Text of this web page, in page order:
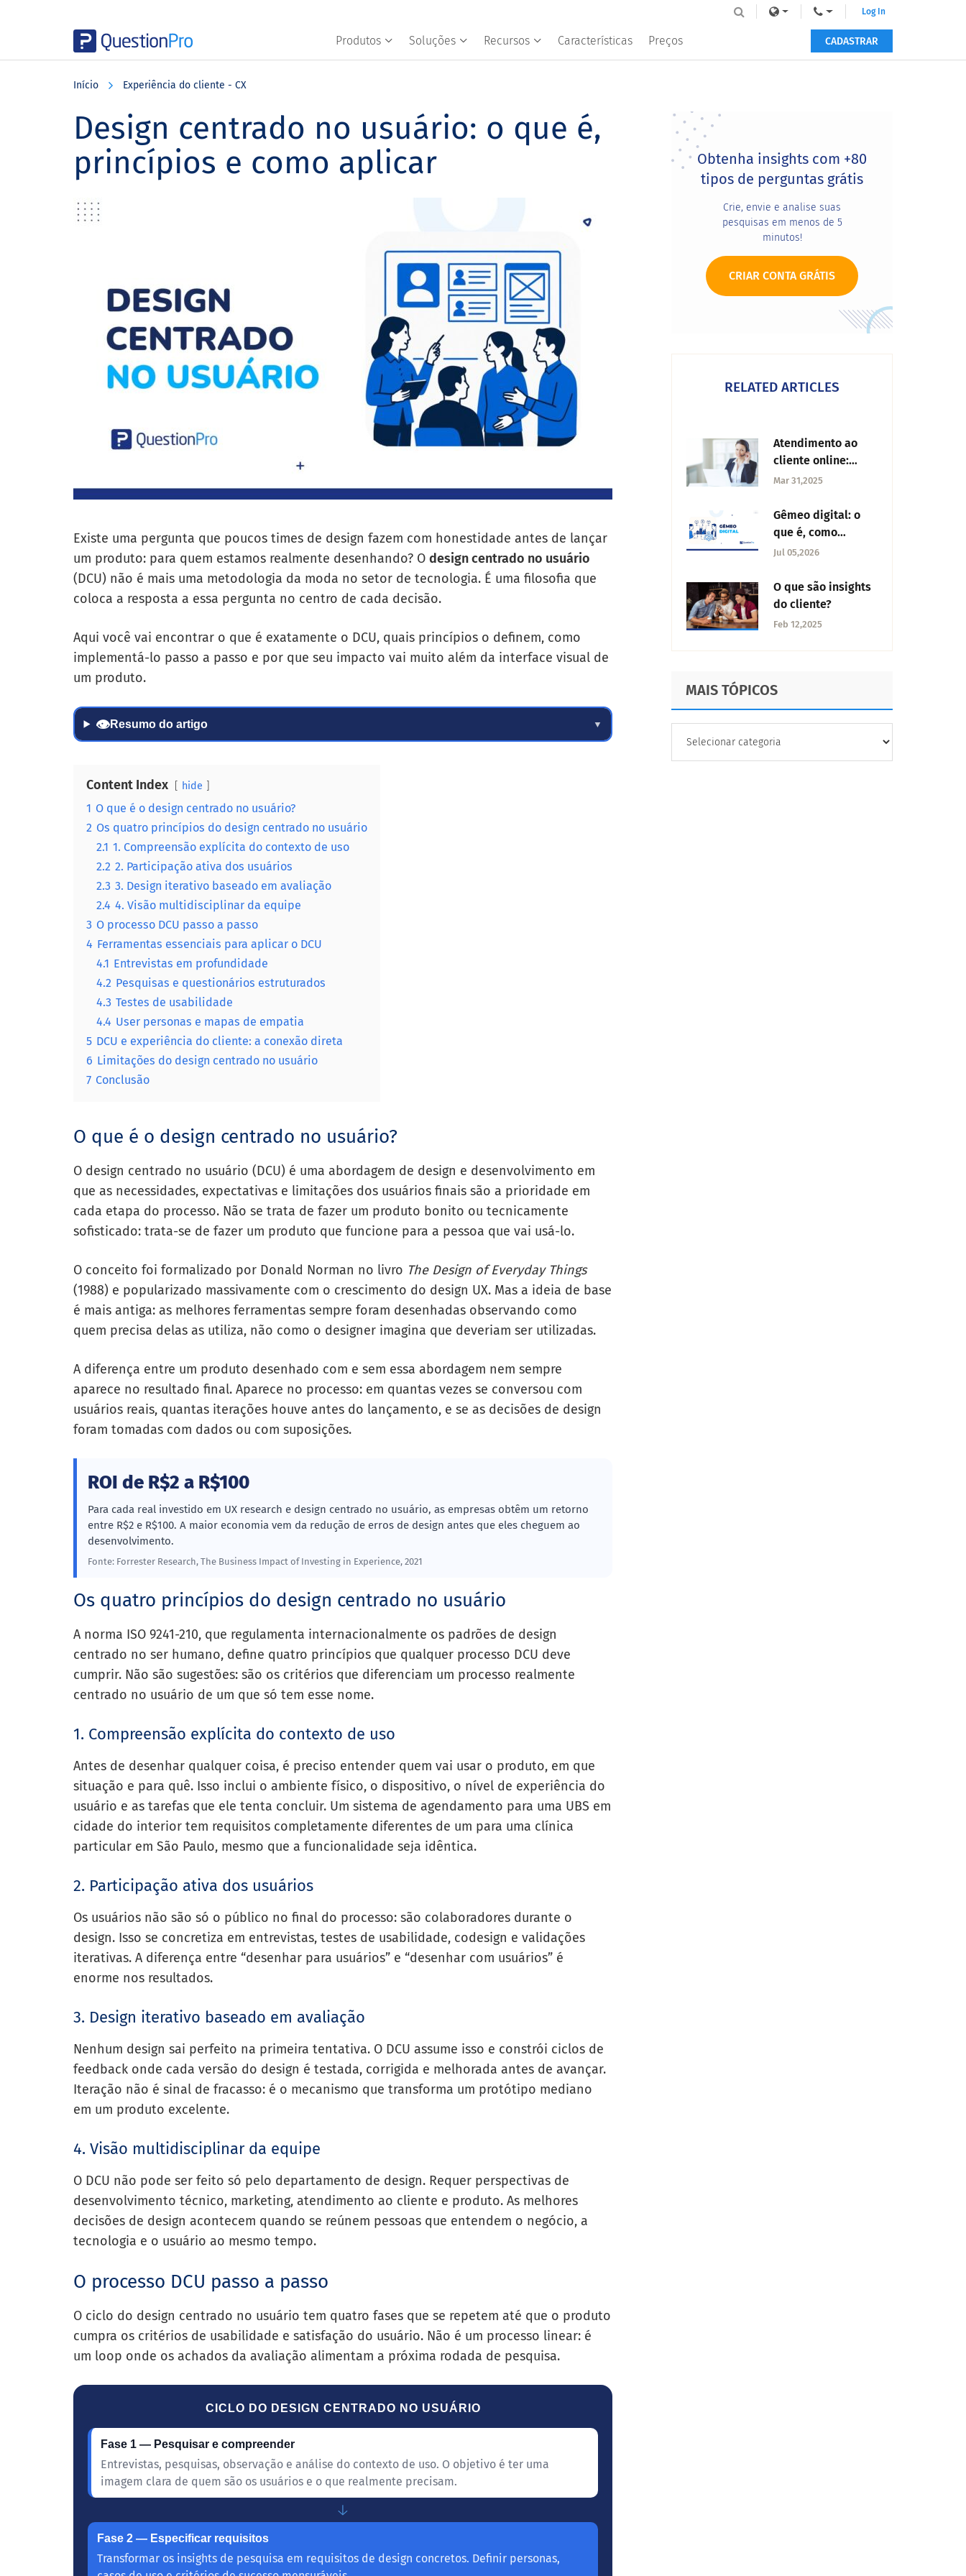
Produtos Soluções Recursos Características Preços
Log In
CADASTRAR
Início Experiência do cliente - CX
Design centrado no usuário: o que é,
princípios e como aplicar
Existe uma pergunta que poucos times de design fazem com honestidade antes de lançar
um produto: para quem estamos realmente desenhando? O design centrado no usuário
(DCU) não é mais uma metodologia da moda no setor de tecnologia. É uma filosofia que
coloca a resposta a essa pergunta no centro de cada decisão.
Aqui você vai encontrar o que é exatamente o DCU, quais princípios o definem, como
implementá-lo passo a passo e por que seu impacto vai muito além da interface visual de
um produto.
👁Resumo do artigo ▼
Content Index hide
1 O que é o design centrado no usuário?
2 Os quatro princípios do design centrado no usuário
2.1 1. Compreensão explícita do contexto de uso
2.2 2. Participação ativa dos usuários
2.3 3. Design iterativo baseado em avaliação
2.4 4. Visão multidisciplinar da equipe
3 O processo DCU passo a passo
4 Ferramentas essenciais para aplicar o DCU
4.1 Entrevistas em profundidade
4.2 Pesquisas e questionários estruturados
4.3 Testes de usabilidade
4.4 User personas e mapas de empatia
5 DCU e experiência do cliente: a conexão direta
6 Limitações do design centrado no usuário
7 Conclusão
O que é o design centrado no usuário?
O design centrado no usuário (DCU) é uma abordagem de design e desenvolvimento em
que as necessidades, expectativas e limitações dos usuários finais são a prioridade em
cada etapa do processo. Não se trata de fazer um produto bonito ou tecnicamente
sofisticado: trata-se de fazer um produto que funcione para a pessoa que vai usá-lo.
O conceito foi formalizado por Donald Norman no livro The Design of Everyday Things
(1988) e popularizado massivamente com o crescimento do design UX. Mas a ideia de base
é mais antiga: as melhores ferramentas sempre foram desenhadas observando como
quem precisa delas as utiliza, não como o designer imagina que deveriam ser utilizadas.
A diferença entre um produto desenhado com e sem essa abordagem nem sempre
aparece no resultado final. Aparece no processo: em quantas vezes se conversou com
usuários reais, quantas iterações houve antes do lançamento, e se as decisões de design
foram tomadas com dados ou com suposições.
ROI de R$2 a R$100
Para cada real investido em UX research e design centrado no usuário, as empresas obtêm um retorno
entre R$2 e R$100. A maior economia vem da redução de erros de design antes que eles cheguem ao
desenvolvimento.
Fonte: Forrester Research, The Business Impact of Investing in Experience, 2021
Os quatro princípios do design centrado no usuário
A norma ISO 9241-210, que regulamenta internacionalmente os padrões de design
centrado no ser humano, define quatro princípios que qualquer processo DCU deve
cumprir. Não são sugestões: são os critérios que diferenciam um processo realmente
centrado no usuário de um que só tem esse nome.
1. Compreensão explícita do contexto de uso
Antes de desenhar qualquer coisa, é preciso entender quem vai usar o produto, em que
situação e para quê. Isso inclui o ambiente físico, o dispositivo, o nível de experiência do
usuário e as tarefas que ele tenta concluir. Um sistema de agendamento para uma UBS em
cidade do interior tem requisitos completamente diferentes de um para uma clínica
particular em São Paulo, mesmo que a funcionalidade seja idêntica.
2. Participação ativa dos usuários
Os usuários não são só o público no final do processo: são colaboradores durante o
design. Isso se concretiza em entrevistas, testes de usabilidade, codesign e validações
iterativas. A diferença entre “desenhar para usuários” e “desenhar com usuários” é
enorme nos resultados.
3. Design iterativo baseado em avaliação
Nenhum design sai perfeito na primeira tentativa. O DCU assume isso e constrói ciclos de
feedback onde cada versão do design é testada, corrigida e melhorada antes de avançar.
Iteração não é sinal de fracasso: é o mecanismo que transforma um protótipo mediano
em um produto excelente.
4. Visão multidisciplinar da equipe
O DCU não pode ser feito só pelo departamento de design. Requer perspectivas de
desenvolvimento técnico, marketing, atendimento ao cliente e produto. As melhores
decisões de design acontecem quando se reúnem pessoas que entendem o negócio, a
tecnologia e o usuário ao mesmo tempo.
O processo DCU passo a passo
O ciclo do design centrado no usuário tem quatro fases que se repetem até que o produto
cumpra os critérios de usabilidade e satisfação do usuário. Não é um processo linear: é
um loop onde os achados da avaliação alimentam a próxima rodada de pesquisa.
CICLO DO DESIGN CENTRADO NO USUÁRIO
Fase 1 — Pesquisar e compreender
Entrevistas, pesquisas, observação e análise do contexto de uso. O objetivo é ter uma
imagem clara de quem são os usuários e o que realmente precisam.
↓
Fase 2 — Especificar requisitos
Transformar os insights de pesquisa em requisitos de design concretos. Definir personas,
Primary
Sidebar
Obtenha insights com +80
tipos de perguntas grátis
Crie, envie e analise suas
pesquisas em menos de 5
minutos!
CRIAR CONTA GRÁTIS
RELATED ARTICLES
Atendimento ao
cliente online:
dicas para
Mar 31,2025
Gêmeo digital: o
que é, como
funciona e
Jul 05,2026
O que são insights
do cliente?
Feb 12,2025
MAIS TÓPICOS
TÓPICOS